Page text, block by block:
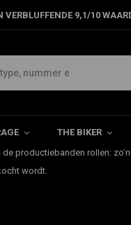
VERBLUFFENDE 9,1/10
THE BIKER
chopper
is toch wel Harley Davidson.
tijdens de Tweede
Liberator van HD.
productiebanden rollen: zo’n
wordt.